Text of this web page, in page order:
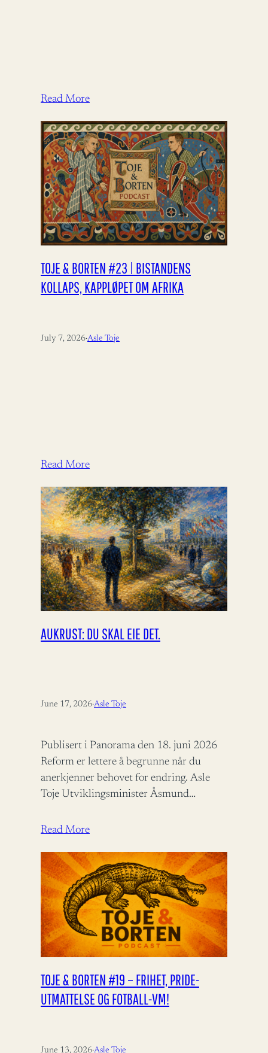
Read More
TOJE & BORTEN #23 | BISTANDENS
KOLLAPS, KAPPLØPET OM AFRIKA
July 7, 2026·Asle Toje
Read More
AUKRUST: DU SKAL EIE DET.
June 17, 2026·Asle Toje
Publisert i Panorama den 18. juni 2026
Reform er lettere å begrunne når du
anerkjenner behovet for endring. Asle
Toje Utviklingsminister Åsmund
bistandsdebatten.…
Read More
TOJE & BORTEN #19 – FRIHET, PRIDE-
UTMATTELSE OG FOTBALL-VM!
June 13, 2026·Asle Toje